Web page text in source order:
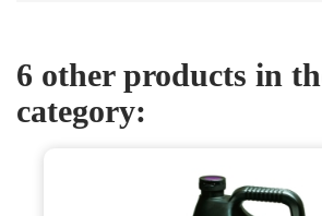
6 other products in
category: